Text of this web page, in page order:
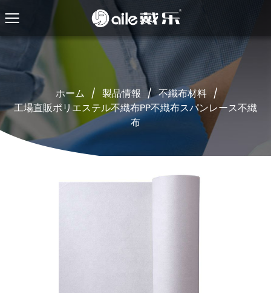
ホーム / 製品情報 /不織布材料 /
工場直販ポリエステル不織布PP不織布スパンレース不織
布